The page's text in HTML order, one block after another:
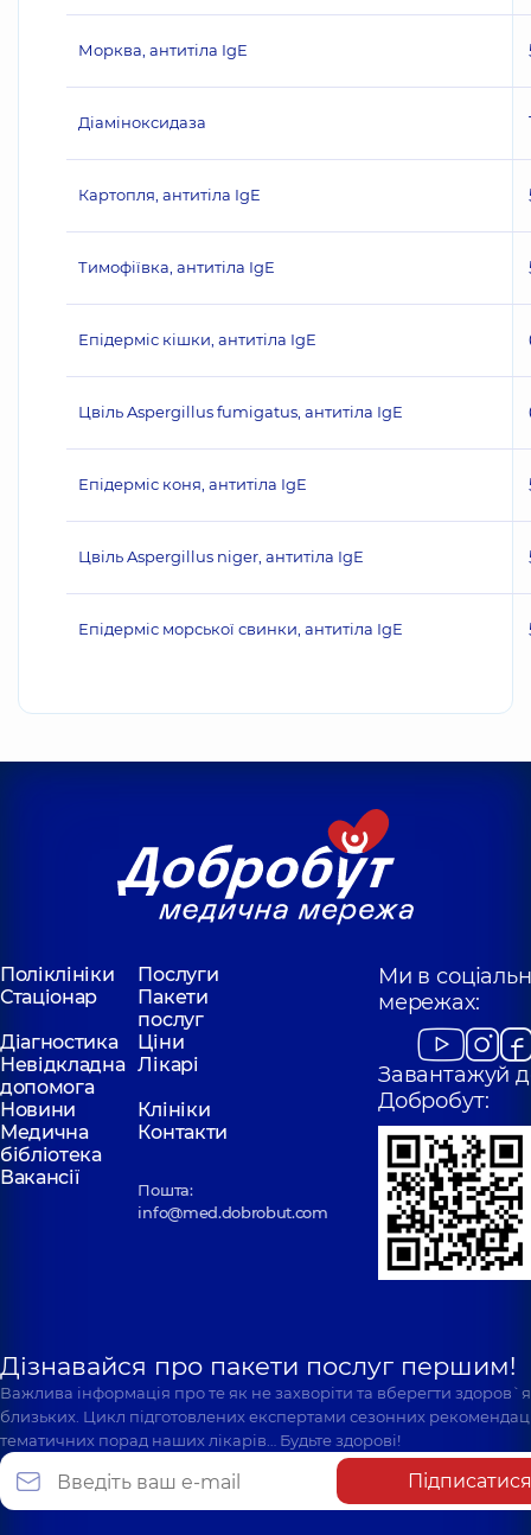
Морква, антитіла IgE
Діаміноксидаза
Картопля, антитіла IgE
Тимофіївка, антитіла IgE
Епідерміс кішки, антитіла IgE
Цвіль Aspergillus fumigatus, антитіла IgE
Епідерміс коня, антитіла IgE
Цвіль Aspergillus niger, антитіла IgE
Епідерміс морської свинки, антитіла IgE
Поліклініки
Послуги
Стаціонар
Пакети
послуг
Діагностика
Ціни
Невідкладна
допомога
Лікарі
Новини
Клініки
Медична
бібліотека
Контакти
Вакансії
Пошта:
info@med.dobrobut.com
Ми в
мережах:
Завантажуй
Добробут:
Дізнавайся про пакети послуг першим!
Важлива інформація про те як не захворіти та вберегти
близьких. Цикл підготовлених експертами сезонних
тематичних порад наших лікарів… Будьте здорові!
Підписатися